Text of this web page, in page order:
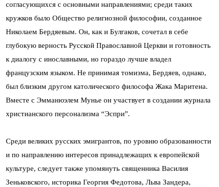
согласующихся с основными направлениями; среди таких
кружков было Общество религиозной философии, созданное
Николаем Бердяевым. Он, как и Булгаков, сочетал в себе
глубокую верность Русской Православной Церкви и готовность
к диалогу с инославными, но гораздо лучше владел
французским языком. Не принимая томизма, Бердяев, однако,
был близким другом католического философа Жака Маритена.
Вместе с Эмманюэлем Мунье он участвует в создании журнала
христианского персонализма “Эспри”.
Среди великих русских эмигрантов, по уровню образованности
и по направлению интересов принадлежащих к европейской
культуре, следует также упомянуть священника Василия
Зеньковского, историка Георгия Федотова, Льва Зандера,